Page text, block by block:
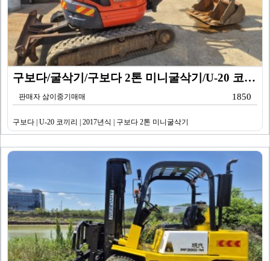
구보다/굴삭기/구보다 2톤 미니굴삭기/U-20 코끼리/…
판매자 삼이중기매매 1850
구보다 | U-20 코끼리 | 2017년식 | 구보다 2톤 미니굴삭기